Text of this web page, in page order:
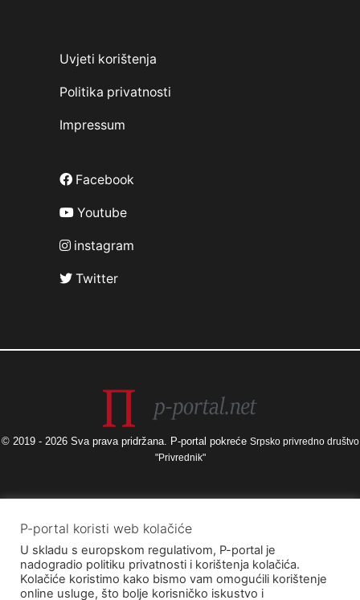
Uvjeti korištenja
Politika privatnosti
Impressum
Facebook
Youtube
instagram
Twitter
© 2019 - 2026 Sva prava pridržana. P-portal pokreće Srpsko privredno društvo
"Privrednik"
Izneseni stavovi i mišljenja samo su autorova i ne odražavaju nužno
službena stajališta Europske unije ili Europske komisije, kao ni stajališta
Agencije za elektroničke medije ni Ministarstva kulture i medija. Europska
unija i Europska komisija, kao ni Agencija za elektroničke medije ni
Ministarstvo kulture i medija ne mogu se smatrati odgovornima za njih.
P-portal koristi web kolačiće
U skladu s europskom regulativom, P-portal je
nadogradio politiku privatnosti i korištenja kolačića.
Kolačiće koristimo kako bismo vam omogućili korištenje
online usluge, što bolje korisničko iskustvo i